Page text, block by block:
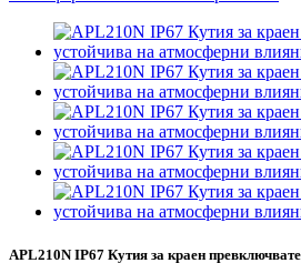
APL210N IP67 Кутия за краен